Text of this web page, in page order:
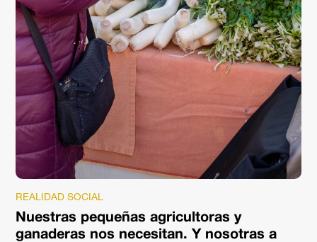
REALIDAD SOCIAL
Nuestras pequeñas agricultoras y
ganaderas nos necesitan. Y nosotras a